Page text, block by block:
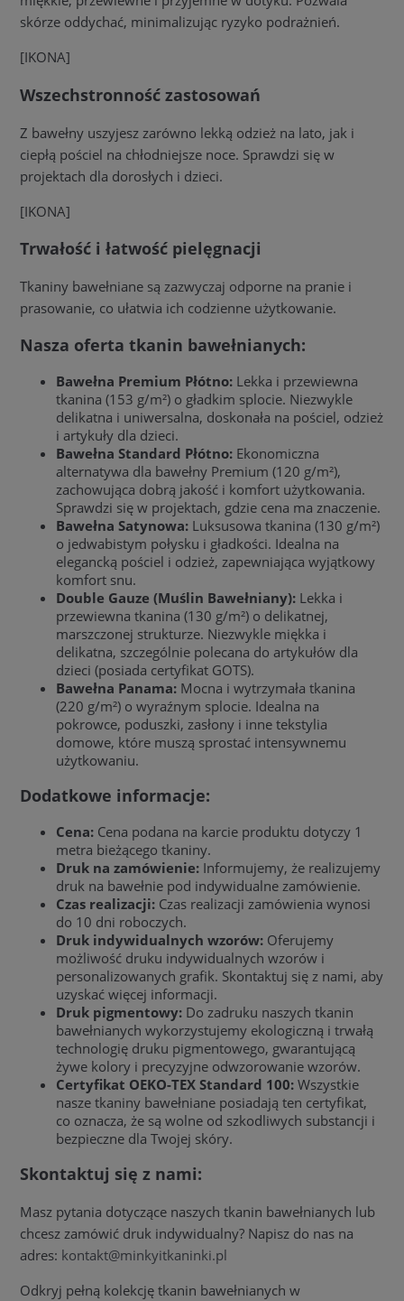
skórze oddychać, minimalizując ryzyko podrażnień.
[IKONA]
Wszechstronność zastosowań
Z bawełny uszyjesz zarówno lekką odzież na lato, jak i
ciepłą pościel na chłodniejsze noce. Sprawdzi się w
projektach dla dorosłych i dzieci.
[IKONA]
Trwałość i łatwość pielęgnacji
Tkaniny bawełniane są zazwyczaj odporne na pranie i
prasowanie, co ułatwia ich codzienne użytkowanie.
Nasza oferta tkanin bawełnianych:
Bawełna Premium Płótno: Lekka i przewiewna
tkanina (153 g/m²) o gładkim splocie. Niezwykle
delikatna i uniwersalna, doskonała na pościel, odzież
i artykuły dla dzieci.
Bawełna Standard Płótno: Ekonomiczna
alternatywa dla bawełny Premium (120 g/m²),
zachowująca dobrą jakość i komfort użytkowania.
Sprawdzi się w projektach, gdzie cena ma znaczenie.
Bawełna Satynowa: Luksusowa tkanina (130 g/m²)
o jedwabistym połysku i gładkości. Idealna na
elegancką pościel i odzież, zapewniająca wyjątkowy
komfort snu.
Double Gauze (Muślin Bawełniany): Lekka i
przewiewna tkanina (130 g/m²) o delikatnej,
marszczonej strukturze. Niezwykle miękka i
delikatna, szczególnie polecana do artykułów dla
dzieci (posiada certyfikat GOTS).
Bawełna Panama: Mocna i wytrzymała tkanina
(220 g/m²) o wyraźnym splocie. Idealna na
pokrowce, poduszki, zasłony i inne tekstylia
domowe, które muszą sprostać intensywnemu
użytkowaniu.
Dodatkowe informacje:
Cena: Cena podana na karcie produktu dotyczy 1
metra bieżącego tkaniny.
Druk na zamówienie: Informujemy, że realizujemy
druk na bawełnie pod indywidualne zamówienie.
Czas realizacji: Czas realizacji zamówienia wynosi
do 10 dni roboczych.
Druk indywidualnych wzorów: Oferujemy
możliwość druku indywidualnych wzorów i
personalizowanych grafik. Skontaktuj się z nami, aby
uzyskać więcej informacji.
Druk pigmentowy: Do zadruku naszych tkanin
bawełnianych wykorzystujemy ekologiczną i trwałą
technologię druku pigmentowego, gwarantującą
żywe kolory i precyzyjne odwzorowanie wzorów.
Certyfikat OEKO-TEX Standard 100: Wszystkie
nasze tkaniny bawełniane posiadają ten certyfikat,
co oznacza, że są wolne od szkodliwych substancji i
bezpieczne dla Twojej skóry.
Skontaktuj się z nami:
Masz pytania dotyczące naszych tkanin bawełnianych lub
chcesz zamówić druk indywidualny? Napisz do nas na
adres: kontakt@minkyitkaninki.pl
Odkryj pełną kolekcję tkanin bawełnianych w